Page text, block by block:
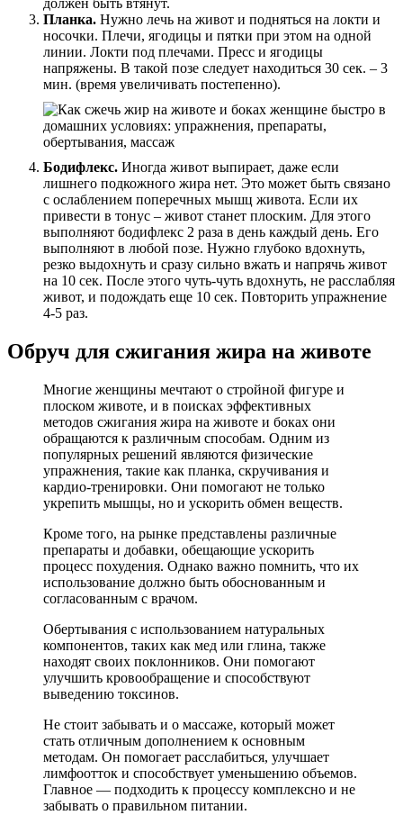
должен быть втянут.
Планка. Нужно лечь на живот и подняться на локти и
носочки. Плечи, ягодицы и пятки при этом на одной
линии. Локти под плечами. Пресс и ягодицы
напряжены. В такой позе следует находиться 30 сек. – 3
мин. (время увеличивать постепенно).
Бодифлекс. Иногда живот выпирает, даже если
лишнего подкожного жира нет. Это может быть связано
с ослаблением поперечных мышц живота. Если их
привести в тонус – живот станет плоским. Для этого
выполняют бодифлекс 2 раза в день каждый день. Его
выполняют в любой позе. Нужно глубоко вдохнуть,
резко выдохнуть и сразу сильно вжать и напрячь живот
на 10 сек. После этого чуть-чуть вдохнуть, не расслабляя
живот, и подождать еще 10 сек. Повторить упражнение
4-5 раз.
Обруч для сжигания жира на животе
Многие женщины мечтают о стройной фигуре и
плоском животе, и в поисках эффективных
методов сжигания жира на животе и боках они
обращаются к различным способам. Одним из
популярных решений являются физические
упражнения, такие как планка, скручивания и
кардио-тренировки. Они помогают не только
укрепить мышцы, но и ускорить обмен веществ.
Кроме того, на рынке представлены различные
препараты и добавки, обещающие ускорить
процесс похудения. Однако важно помнить, что их
использование должно быть обоснованным и
согласованным с врачом.
Обертывания с использованием натуральных
компонентов, таких как мед или глина, также
находят своих поклонников. Они помогают
улучшить кровообращение и способствуют
выведению токсинов.
Не стоит забывать и о массаже, который может
стать отличным дополнением к основным
методам. Он помогает расслабиться, улучшает
лимфоотток и способствует уменьшению объемов.
Главное — подходить к процессу комплексно и не
забывать о правильном питании.